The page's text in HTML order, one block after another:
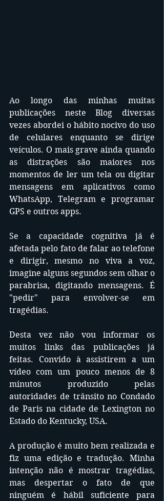
Ao longo das minhas muitas
publicações neste Blog diversas
vezes abordei o hábito nocivo do uso
de celulares enquanto se dirige
veículos. O mais grave ainda quando
as distrações são maiores nos
momentos de ler um tela ou digitar
mensagens em aplicativos como
WhatsApp, Telegram e programar
GPS e outros apps.
Se a capacidade cognitiva já é
afetada pelo fato de falar ao telefone
e dirigir, mesmo no viva a voz,
imagine alguns segundos sem olhar o
parabrisa, digitando mensagens. É
"pedir" para envolver-se em
tragédias.
Desta vez não vou informar os
muitos links das publicações já
feitas. Convido à assistirem a um
vídeo com um pouco menos de 8
minutos produzido pelas
autoridades de trânsito no Condado
de Paris na cidade de Lexington no
Estado do Kentucky, USA.
A produção é muito bem realizada e
fiz uma edição e tradução. Minha
intenção não é mostrar tragédias,
mas despertar o fato de que
ninguém é hábil suficiente para